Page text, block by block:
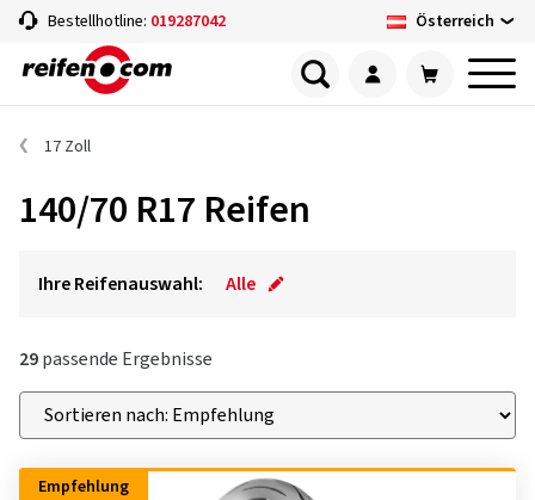
Bestellhotline: 019287042 Österreich
17 Zoll
140/70 R17 Reifen
Ihre Reifenauswahl: Alle
29passende Ergebnisse
Empfehlung